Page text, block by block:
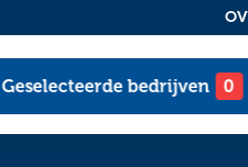
Geselecteerde bedrijven 0